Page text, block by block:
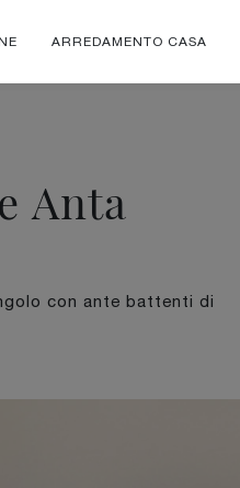
ARREDAMENTO CASA
Anta
con ante battenti di